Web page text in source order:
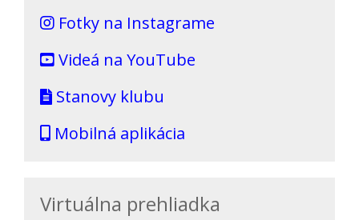
Fotky na Instagrame
Videá na YouTube
Stanovy klubu
Mobilná aplikácia
Virtuálna prehliadka